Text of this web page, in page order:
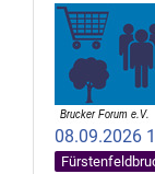
08.09.2026